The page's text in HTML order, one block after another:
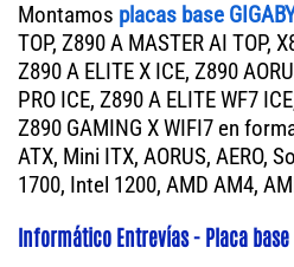
Montamos placas base
TOP, Z890 A MASTER AI TOP,
Z890 A ELITE X ICE, Z890
PRO ICE, Z890 A ELITE WF7
Z890 GAMING X WIFI7 en
ATX, Mini ITX, AORUS, AERO,
1700, Intel 1200, AMD AM4,
Informático Entrevías - Placa base